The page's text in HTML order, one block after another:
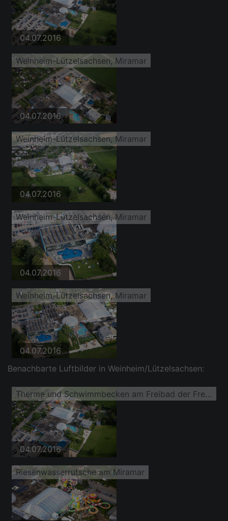
04.07.2016
Weinheim-Lützelsachsen, Miramar
04.07.2016
Weinheim-Lützelsachsen, Miramar
04.07.2016
Weinheim-Lützelsachsen, Miramar
04.07.2016
Weinheim-Lützelsachsen, Miramar
04.07.2016
Benachbarte Luftbilder in Weinheim/Lützelsachsen:
Therme und Schwimmbecken am Freibad der Freizeiteinrichtung MIRAMAR Erlebnisbad, Salz & Kristall Therme und Saunaparadies
04.07.2016
Riesenwasserrutsche am Miramar